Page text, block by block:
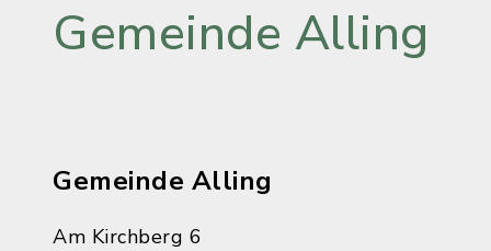
Gemeinde Alling
Gemeinde Alling
Am Kirchberg 6